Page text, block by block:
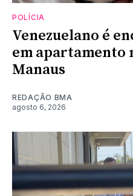
POLÍCIA
Venezuelano é
em apartamento
Manaus
REDAÇÃO BMA
agosto 6, 2026